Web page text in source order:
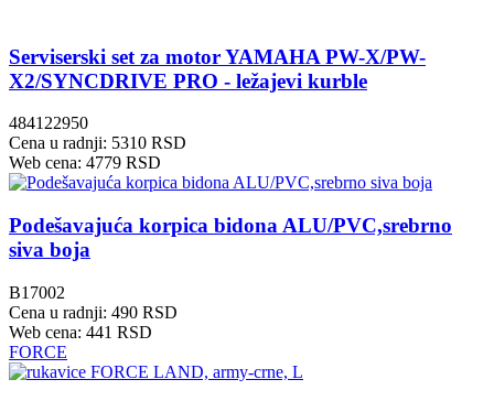
Serviserski set za motor YAMAHA PW-X/PW-
X2/SYNCDRIVE PRO - ležajevi kurble
484122950
Cena u radnji: 5310 RSD
Web cena: 4779 RSD
Podešavajuća korpica bidona ALU/PVC,srebrno
siva boja
B17002
Cena u radnji: 490 RSD
Web cena: 441 RSD
FORCE